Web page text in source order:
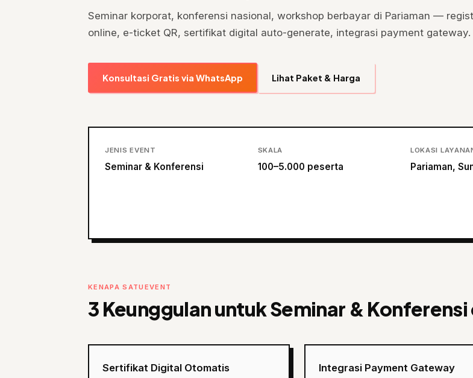
Seminar korporat, konferensi nasional, workshop berbayar di Pariaman —
online, e-ticket QR, sertifikat digital auto-generate, integrasi payment gateway.
Konsultasi Gratis via WhatsApp Lihat Paket & Harga
JENIS EVENT
Seminar & Konferensi
SKALA
100–5.000 peserta
LOKASI
Pariaman,
KENAPA SATUEVENT
3 Keunggulan untuk Seminar & Konferensi
Sertifikat Digital Otomatis Integrasi Payment Gateway